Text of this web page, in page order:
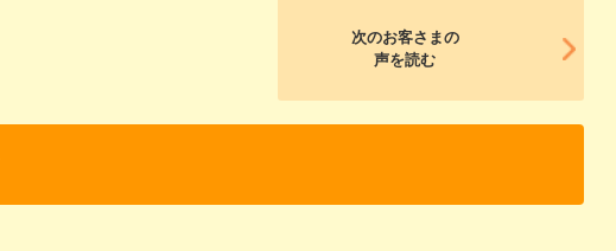
次のお客さまの
声を読む